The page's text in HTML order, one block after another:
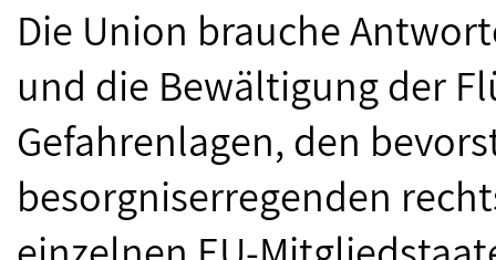
Die Union brauche
und die Bewältigung der
Gefahrenlagen, den
besorgniserregenden